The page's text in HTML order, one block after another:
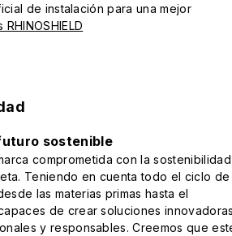
de instalación para una mejor
sostenible
comprometida con la sostenibilidad
Teniendo en cuenta todo el ciclo de
las materias primas hasta el
de crear soluciones
y responsables. Creemos que